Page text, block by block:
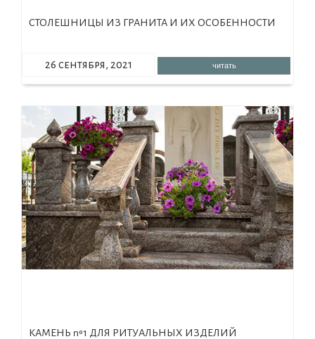
СТОЛЕШНИЦЫ ИЗ ГРАНИТА И ИХ ОСОБЕННОСТИ
26 сентября, 2021 читать
КАМЕНЬ №1 ДЛЯ РИТУАЛЬНЫХ ИЗДЕЛИЙ